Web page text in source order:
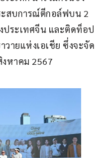
ะสบการณ์ตีกอล์ฟบน 2
ระเทศจีน และติดท็อป
ายแห่งเอเชีย ซึ่งจะจัด
หาคม 2567